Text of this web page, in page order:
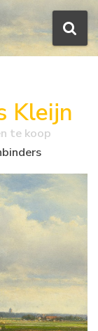
Kleijn
te koop